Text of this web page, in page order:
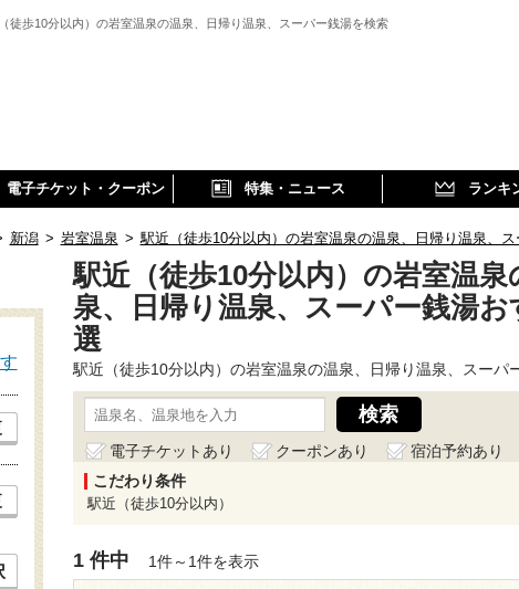
徒歩10分以内）の岩室温泉の温泉、日帰り温泉、スーパー銭湯を検索
電子チケット・クーポン 特集・ニュース ランキ
新潟 > 岩室温泉 > 駅近（徒歩10分以内）の岩室温泉の温泉、日帰り温泉、
駅近（徒歩10分以内）の岩室温泉
泉、日帰り温泉、スーパー銭湯お
選
駅近（徒歩10分以内）の岩室温泉の温泉、日帰り温泉、スーパ
電子チケットあり クーポンあり
宿泊予約あり
こだわり条件
駅近（徒歩10分以内）
1 件中 1件～1件を表示